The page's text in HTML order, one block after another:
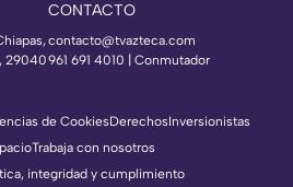
29040
CONTACTO
contacto@tvazteca.com
961 691 4010 | Conmutador
de CookiesDerechosInversionistas
Trabaja con nosotros
integridad y cumplimiento